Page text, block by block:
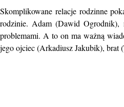
Skomplikowane relacje rodzinne
rodzinie. Adam (Dawid Ogrodnik),
problemami. A to on ma ważną
jego ojciec (Arkadiusz Jakubik), brat